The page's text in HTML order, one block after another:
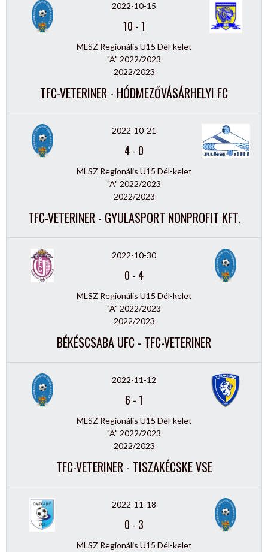
2022-10-15
10 -1
MLSZ Regionális U15 Dél-kelet
"A" 2022/2023
2022/2023
TFC-VETERINER - HÓDMEZŐVÁSÁRHELYI FC
2022-10-21
4- 0
MLSZ Regionális U15 Dél-kelet
"A" 2022/2023
2022/2023
TFC-VETERINER - GYULASPORT NONPROFIT KFT.
2022-10-30
0 - 4
MLSZ Regionális U15 Dél-kelet
"A" 2022/2023
2022/2023
BÉKÉSCSABA UFC - TFC-VETERINER
2022-11-12
6 -1
MLSZ Regionális U15 Dél-kelet
"A" 2022/2023
2022/2023
TFC-VETERINER - TISZAKÉCSKE VSE
2022-11-18
0 - 3
MLSZ Regionális U15 Dél-kelet